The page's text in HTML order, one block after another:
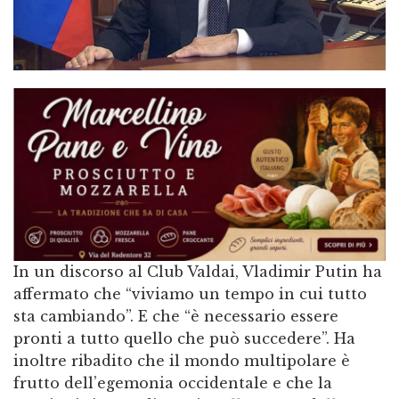
In un discorso al Club Valdai, Vladimir Putin ha
affermato che “viviamo un tempo in cui tutto
sta cambiando”. E che “è necessario essere
pronti a tutto quello che può succedere”. Ha
inoltre ribadito che il mondo multipolare è
frutto dell’egemonia occidentale e che la